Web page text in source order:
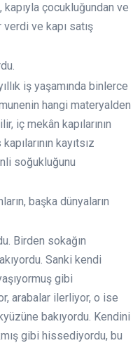
çocukluğundan ve
ve kapı satış
iş yaşamında binlerce
hangi materyalden
iç mekân kapılarının
kayıtsız
soğukluğunu
başka dünyaların
Birden sokağın
Sanki kendi
gibi
arabalar ilerliyor, o ise
bakıyordu. Kendini
gibi hissediyordu, bu